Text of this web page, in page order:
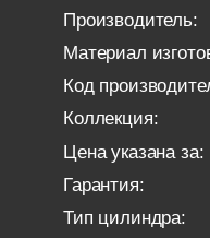
Производитель:
Материал
Код
Коллекция:
Цена указана за:
Гарантия:
Тип цилиндра: